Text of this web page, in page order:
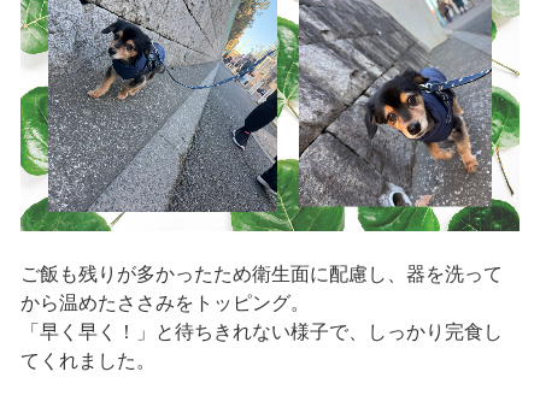
ご飯も残りが多かったため衛生面に配慮し、器を洗って
から温めたささみをトッピング。
「早く早く！」と待ちきれない様子で、しっかり完食し
てくれました。